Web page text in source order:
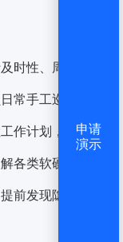
时性、周期性等
常手工巡检，可
作计划，并生成
各类软硬件资源
前发现隐患，保
申请
演示